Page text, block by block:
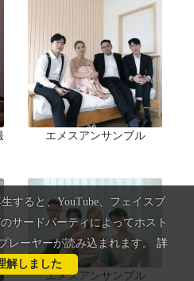
エメスアンサンブル
エメスアンサンブル
すると、YouTube、フェイスブ
サードパーティによってホスト
レーヤーが読み込まれます。 詳
解しました